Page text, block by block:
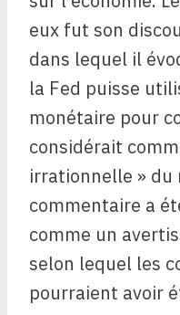
eux fut son
dans lequel il
la Fed puisse
monétaire pour
considérait
irrationnelle » du
commentaire a
comme un
selon lequel les
pourraient avoir